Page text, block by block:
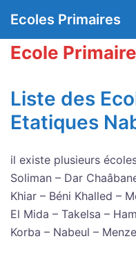
au
contenu
Ecoles Primaires
Ecole
Liste des
Etatiques
il existe plusieurs
Soliman – Dar
Khiar – Béni Khalled –
El Mida – Takelsa –
Korba – Nabeul –